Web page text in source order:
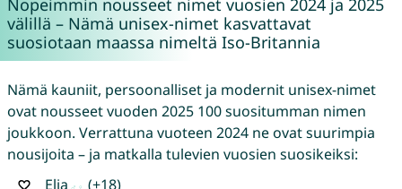
välillä – Nämä unisex-nimet kasvattavat
suosiotaan maassa nimeltä Iso-Britannia
Nämä kauniit, persoonalliset ja modernit unisex-nimet
ovat nousseet vuoden 2025 100 suositumman nimen
joukkoon. Verrattuna vuoteen 2024 ne ovat suurimpia
nousijoita – ja matkalla tulevien vuosien suosikeiksi:
Elia
(+18)